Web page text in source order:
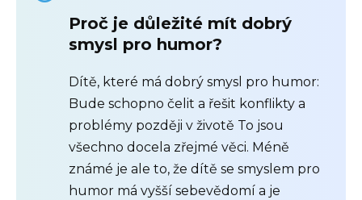
Proč je důležité mít dobrý
smysl pro humor?
Dítě, které má dobrý smysl pro humor:
Bude schopno čelit a řešit konflikty a
problémy později v životě To jsou
všechno docela zřejmé věci. Méně
známé je ale to, že dítě se smyslem pro
humor má vyšší sebevědomí a je